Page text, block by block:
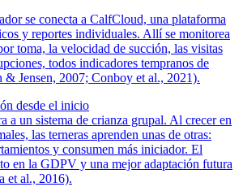
se conecta a CalfCloud, una plataforma
y reportes individuales. Allí se monitorea
toma, la velocidad de succión, las visitas
todos indicadores tempranos de
& Jensen, 2007; Conboy et al., 2021).
desde el inicio
a un sistema de crianza grupal. Al crecer en
las terneras aprenden unas de otras:
y consumen más iniciador. El
en la GDPV y una mejor adaptación futura
et al., 2016).